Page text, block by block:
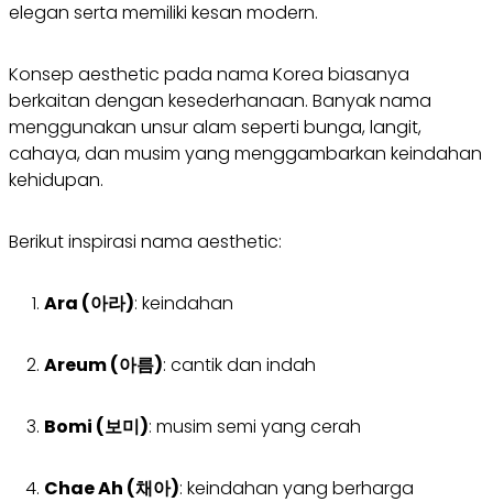
elegan serta memiliki kesan modern.
Konsep aesthetic pada nama Korea biasanya
berkaitan dengan kesederhanaan. Banyak nama
menggunakan unsur alam seperti bunga, langit,
cahaya, dan musim yang menggambarkan keindahan
kehidupan.
Berikut inspirasi nama aesthetic:
Ara (아라): keindahan
Areum (아름): cantik dan indah
Bomi (보미): musim semi yang cerah
Chae Ah (채아): keindahan yang berharga